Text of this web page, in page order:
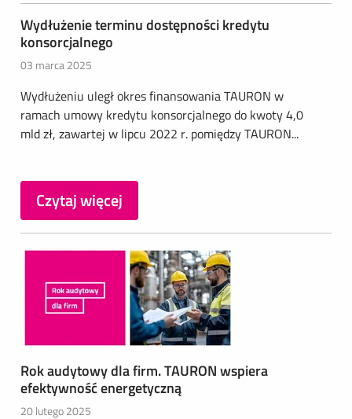
Wydłużenie terminu dostępności kredytu
konsorcjalnego
03 marca 2025
Wydłużeniu uległ okres finansowania TAURON w
ramach umowy kredytu konsorcjalnego do kwoty 4,0
mld zł, zawartej w lipcu 2022 r. pomiędzy TAURON...
Czytaj więcej
Rok audytowy dla firm. TAURON wspiera
efektywność energetyczną
20 lutego 2025